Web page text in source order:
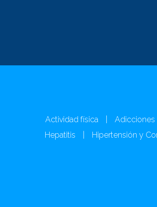
Actividad física Adicciones
Hepatitis
Hipertensión y